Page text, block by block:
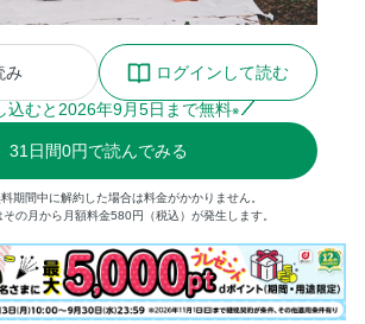
み
ログインして読む
込むと 2026年9月5日まで無料※
31 日間0円で読んでみる
期間中に解約した場合は料金がかかりません。
の月から月額料金580円（税込）が発生します。